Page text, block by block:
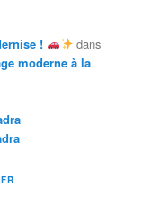
!
dans
moderne à la